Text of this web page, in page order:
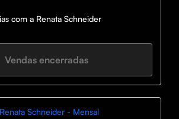
com a Renata Schneider
Vendas encerradas